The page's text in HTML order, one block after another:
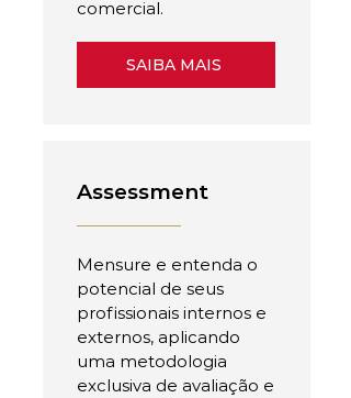
comercial.
SAIBA MAIS
Assessment
Mensure e entenda o
potencial de seus
profissionais internos e
externos, aplicando
uma metodologia
exclusiva de avaliação e